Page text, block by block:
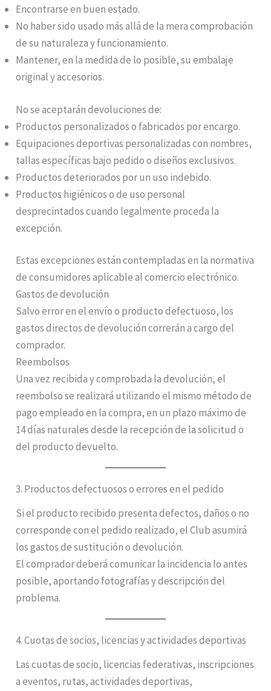
Encontrarse en buen estado.
No haber sido usado más allá de la mera comprobación
de su naturaleza y funcionamiento.
Mantener, en la medida de lo posible, su embalaje
original y accesorios.
No se aceptarán devoluciones de:
Productos personalizados o fabricados por encargo.
Equipaciones deportivas personalizadas con nombres,
tallas específicas bajo pedido o diseños exclusivos.
Productos deteriorados por un uso indebido.
Productos higiénicos o de uso personal
desprecintados cuando legalmente proceda la
excepción.
Estas excepciones están contempladas en la normativa
de consumidores aplicable al comercio electrónico.
Gastos de devolución
Salvo error en el envío o producto defectuoso, los
gastos directos de devolución correrán a cargo del
comprador.
Reembolsos
Una vez recibida y comprobada la devolución, el
reembolso se realizará utilizando el mismo método de
pago empleado en la compra, en un plazo máximo de
14 días naturales desde la recepción de la solicitud o
del producto devuelto.
3. Productos defectuosos o errores en el pedido
Si el producto recibido presenta defectos, daños o no
corresponde con el pedido realizado, el Club asumirá
los gastos de sustitución o devolución.
El comprador deberá comunicar la incidencia lo antes
posible, aportando fotografías y descripción del
problema.
4. Cuotas de socios, licencias y actividades deportivas
Las cuotas de socio, licencias federativas, inscripciones
a eventos, rutas, actividades deportivas,